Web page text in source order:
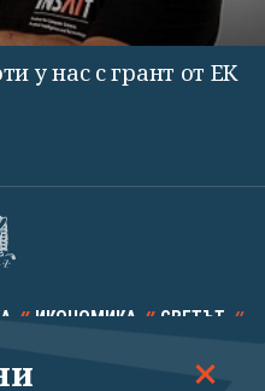
у нас с грант от ЕК
ИКОНОМИКА СВЕТЪТ
КАЛЕЙДОСКОП